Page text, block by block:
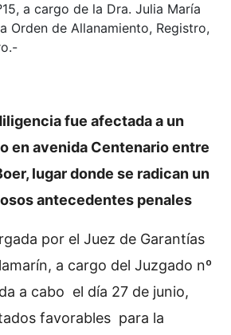
a cargo de la Dra. Julia María
Orden de Allanamiento, Registro,
fue afectada a un
en avenida Centenario entre
lugar donde se radican un
antecedentes penales
por el Juez de Garantías
a cargo del Juzgado nº
a cabo el día 27 de junio,
favorables para la